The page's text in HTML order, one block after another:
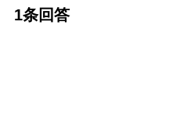
微整形了，不过是小切
1条回答